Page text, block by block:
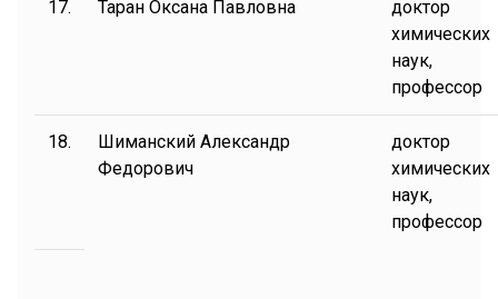
17. Таран Оксана Павловна
доктор
химических
наук,
профессор
18.
Шиманский Александр
Федорович
доктор
химических
наук,
профессор